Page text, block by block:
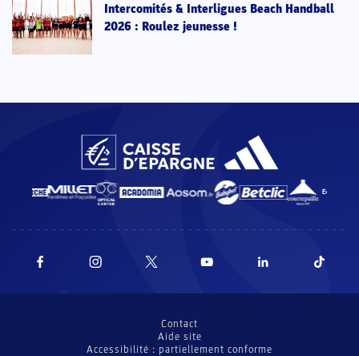
Intercomités & Interligues Beach Handball
2026 : Roulez jeunesse !
Contact
Aide site
Accessibilité : partiellement conforme